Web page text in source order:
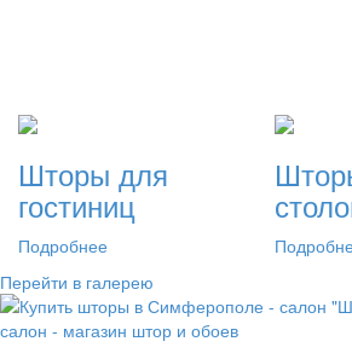
Шторы для
гостиниц
Подробнее
Перейти в галерею
салон - магазин штор и обоев